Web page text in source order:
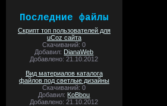
Последние файлы
Скрипт топ пользователей для
uCoz сайта
Скачиваний: 0
Добавил: DianaWeb
Добавлено: 21.10.2012
Вид материалов каталога
файлов под светлые дизайны
Скачиваний: 0
Добавил: KoBbou
Добавлено: 21.10.2012